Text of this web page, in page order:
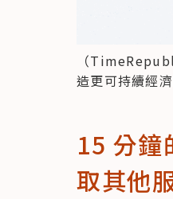
（
造更可持續經
15 分鐘
取其他